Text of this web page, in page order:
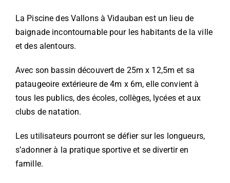
La Piscine des Vallons à Vidauban est un lieu de
baignade incontournable pour les habitants de la ville
et des alentours.
Avec son bassin découvert de 25m x 12,5m et sa
pataugeoire extérieure de 4m x 6m, elle convient à
tous les publics, des écoles, collèges, lycées et aux
clubs de natation.
Les utilisateurs pourront se défier sur les longueurs,
s’adonner à la pratique sportive et se divertir en
famille.